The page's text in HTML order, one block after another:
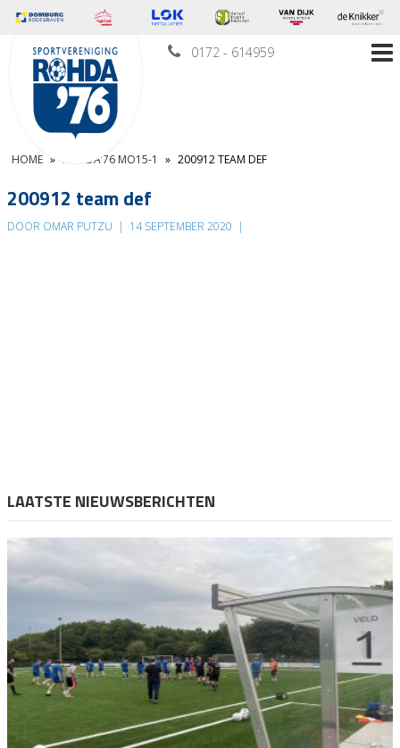
0172 - 614959
HOME » ROHDA’76 MO15-1 » 200912 TEAM DEF
200912 team def
DOOR OMAR PUTZU | 14 SEPTEMBER 2020 |
LAATSTE NIEUWSBERICHTEN